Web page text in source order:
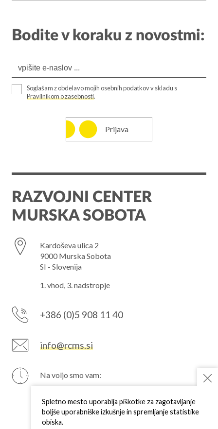
Bodite v koraku z novostmi:
Soglašam z obdelavo mojih osebnih podatkov v skladu s
Pravilnikom o zasebnosti.
Prijava
RAZVOJNI CENTER
MURSKA SOBOTA
Kardoševa ulica 2
9000 Murska Sobota
SI - Slovenija
1. vhod, 3. nadstropje
+386 (0)5 908 11 40
info@rcms.si
Na voljo smo vam:
TOR
7–15 h
SRE
7–15 h
ČET
Spletno mesto uporablja piškotke za zagotavljanje
boljše uporabniške izkušnje in spremljanje statistike
obiska.